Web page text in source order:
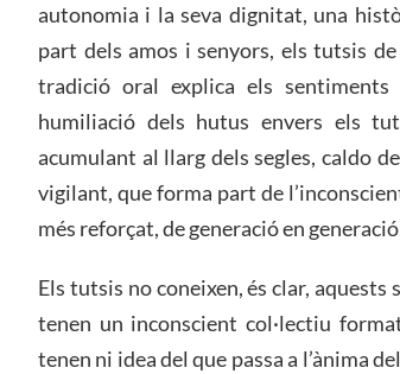
autonomia i la seva dignitat, una
part dels amos i senyors, els tutsis
tradició oral explica els
humiliació dels hutus envers els
acumulant al llarg dels segles, caldo
vigilant, que forma part de
més reforçat, de generació en
Els tutsis no coneixen, és clar,
tenen un inconscient col·lectiu
tenen ni idea del que passa a l’ànima